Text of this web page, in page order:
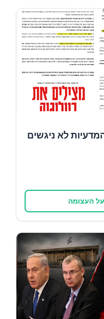
לא ניגשים
העצומה